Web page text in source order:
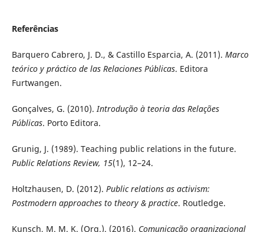
Referências
Barquero Cabrero, J. D., & Castillo Esparcia, A. (2011). Marco
teórico y práctico de las Relaciones Públicas. Editora
Furtwangen.
Gonçalves, G. (2010).Introdução à teoria das Relações
Públicas. Porto Editora.
Grunig, J. (1989). Teaching public relations in the future.
Public Relations Review, 15(1), 12–24.
Holtzhausen, D. (2012). Public relations as activism:
Postmodern approaches to theory & practice. Routledge.
Kunsch, M. M. K. (Org.). (2016). Comunicação organizacional